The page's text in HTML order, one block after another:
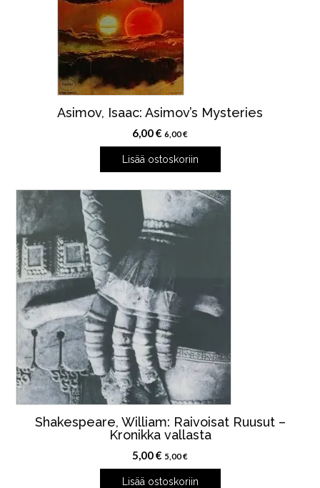
Asimov, Isaac: Asimov’s Mysteries
6,00€ 6,00€
Lisää ostoskoriin
Shakespeare, William: Raivoisat Ruusut –
Kronikka vallasta
5,00€ 5,00€
Lisää ostoskoriin